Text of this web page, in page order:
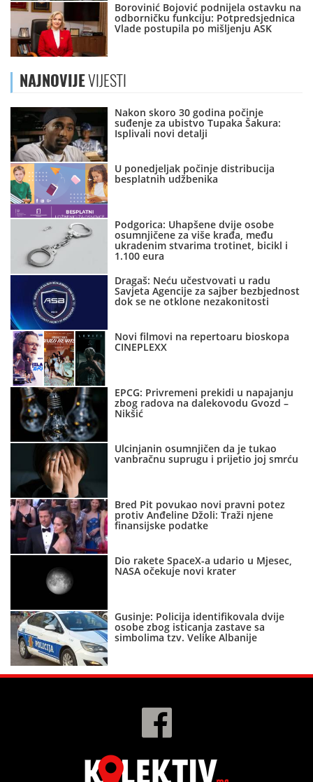
Borovinić Bojović podnijela ostavku na
odborničku funkciju: Potpredsjednica
Vlade postupila po mišljenju ASK
NAJNOVIJEVIJESTI
Nakon skoro 30 godina počinje
suđenje za ubistvo Tupaka Šakura:
Isplivali novi detalji
U ponedjeljak počinje distribucija
besplatnih udžbenika
Podgorica: Uhapšene dvije osobe
osumnjičene za više krađa, među
ukradenim stvarima trotinet, bicikl i
1.100 eura
Dragaš: Neću učestvovati u radu
Savjeta Agencije za sajber bezbjednost
dok se ne otklone nezakonitosti
Novi filmovi na repertoaru bioskopa
CINEPLEXX
EPCG: Privremeni prekidi u napajanju
zbog radova na dalekovodu Gvozd –
Nikšić
Ulcinjanin osumnjičen da je tukao
vanbračnu suprugu i prijetio joj smrću
Bred Pit povukao novi pravni potez
protiv Anđeline Džoli: Traži njene
finansijske podatke
Dio rakete SpaceX-a udario u Mjesec,
NASA očekuje novi krater
Gusinje: Policija identifikovala dvije
osobe zbog isticanja zastave sa
simbolima tzv. Velike Albanije